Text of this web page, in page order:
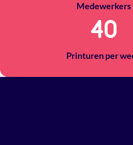
Medewerkers
40
Printuren per